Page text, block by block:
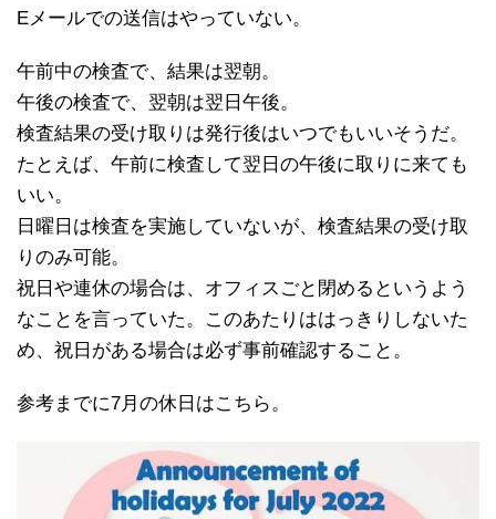
Eメールでの送信はやっていない。
午前中の検査で、結果は翌朝。
午後の検査で、翌朝は翌日午後。
検査結果の受け取りは発行後はいつでもいいそうだ。
たとえば、午前に検査して翌日の午後に取りに来ても
いい。
日曜日は検査を実施していないが、検査結果の受け取
りのみ可能。
祝日や連休の場合は、オフィスごと閉めるというよう
なことを言っていた。このあたりははっきりしないた
め、祝日がある場合は必ず事前確認すること。
参考までに7月の休日はこちら。